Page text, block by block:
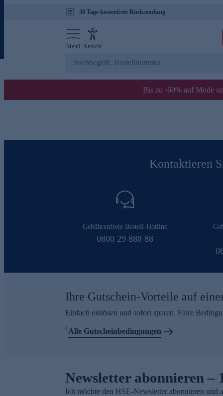
30 Tage kostenfreie Rücksendung
Menü Ansicht
Bis zu -60% auf Mode
Kontaktieren
Gebührenfreie Bestell-Hotline
0800 29 888 88
Ihre Gutschein-Vorteile auf
Einfach einlösen und sofort sparen. Faire
1Alle Gutscheinbedingungen
Newsletter abonnieren –
Ich möchte den HSE-Newsletter abonnieren und